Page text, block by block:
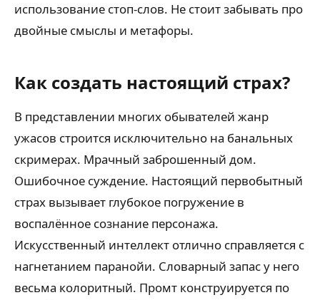
использование стоп-слов. Не стоит забывать про
двойные смыслы и метафоры.
Как создать настоящий страх?
В представлении многих обывателей жанр
ужасов строится исключительно на банальных
скримерах. Мрачный заброшенный дом.
Ошибочное суждение. Настоящий первобытный
страх вызывает глубокое погружение в
воспалённое сознание персонажа.
Искусственный интеллект отлично справляется с
нагнетанием паранойи. Словарный запас у него
весьма колоритный. Промт конструируется по